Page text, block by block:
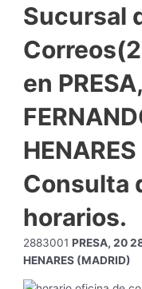
Sucursal
en
Consulta
horarios.
2883001PRESA, 20
HENARES (MADRID)